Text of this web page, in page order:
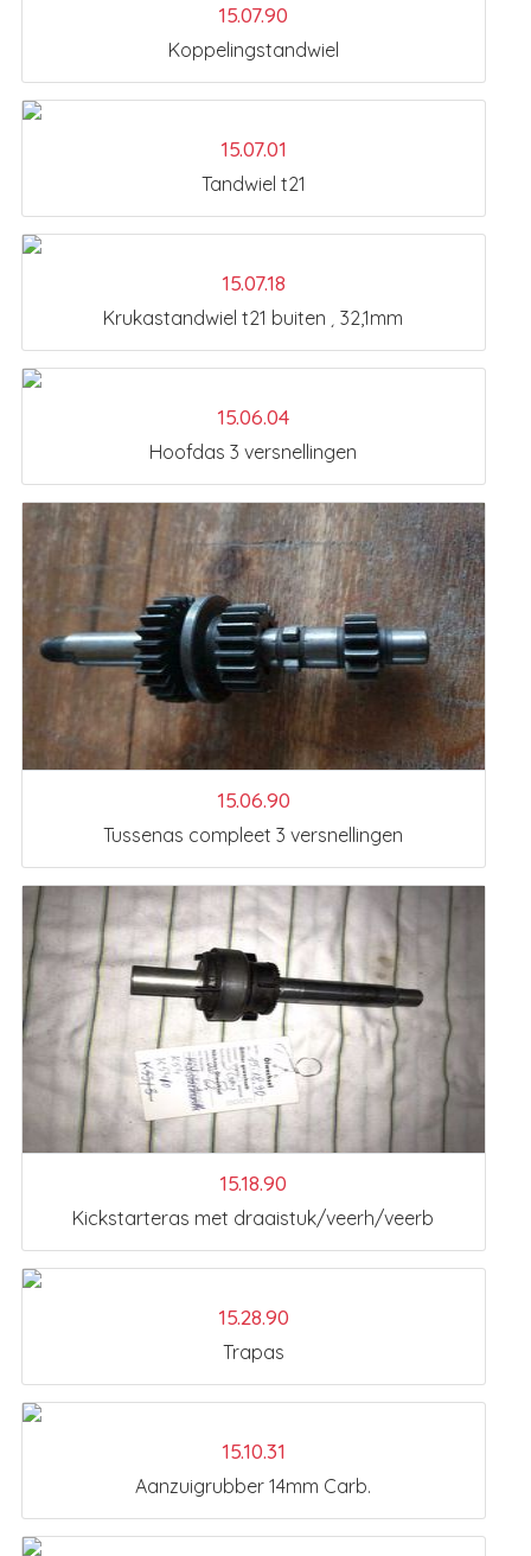
15.07.90
Koppelingstandwiel
15.07.01
Tandwiel t21
15.07.18
Krukastandwiel t21 buiten ¸ 32,1mm
15.06.04
Hoofdas 3 versnellingen
15.06.90
Tussenas compleet 3 versnellingen
15.18.90
Kickstarteras met draaistuk/veerh/veerb
15.28.90
Trapas
15.10.31
Aanzuigrubber 14mm Carb.